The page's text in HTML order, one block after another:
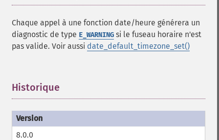
Chaque appel à une fonction date/heure générera un
diagnostic de type E_WARNING si le fuseau horaire n'est
pas valide. Voir aussi date_default_timezone_set()
Historique
8.0.0